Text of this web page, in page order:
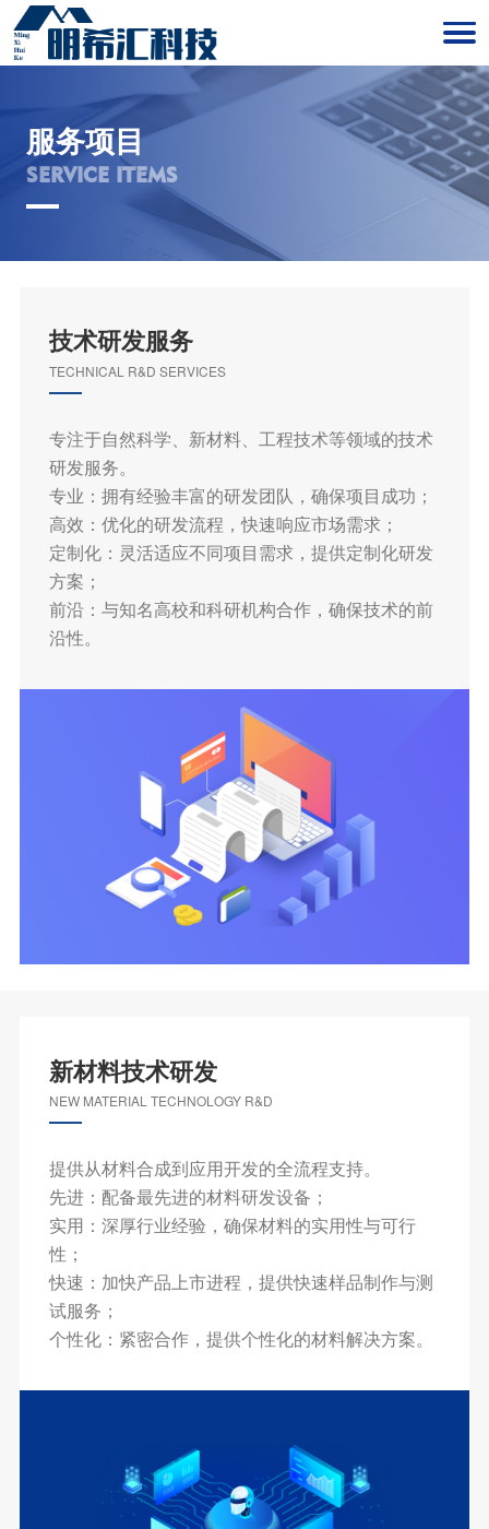
服务项目
SERVICE ITEMS
技术研发服务
TECHNICAL R&D SERVICES
专注于自然科学、新材料、工程技术等领域的技术
研发服务。
专业：拥有经验丰富的研发团队，确保项目成功；
高效：优化的研发流程，快速响应市场需求；
定制化：灵活适应不同项目需求，提供定制化研发
方案；
前沿：与知名高校和科研机构合作，确保技术的前
沿性。
新材料技术研发
NEW MATERIAL TECHNOLOGY R&D
提供从材料合成到应用开发的全流程支持。
先进：配备最先进的材料研发设备；
实用：深厚行业经验，确保材料的实用性与可行
性；
快速：加快产品上市进程，提供快速样品制作与测
试服务；
个性化：紧密合作，提供个性化的材料解决方案。